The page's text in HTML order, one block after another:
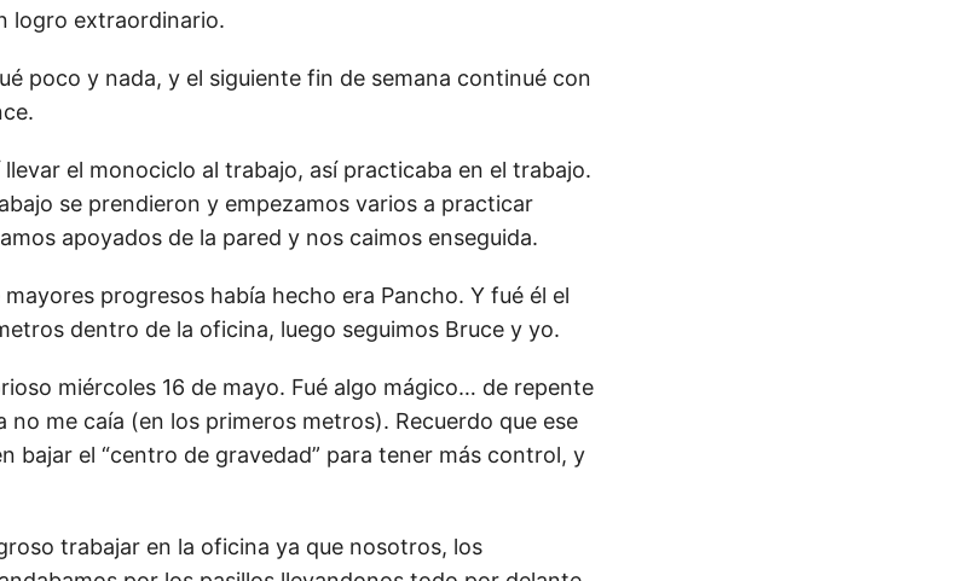
logro extraordinario.
poco y nada, y el siguiente fin de semana continué con
el monociclo al trabajo, así practicaba en el trabajo.
se prendieron y empezamos varios a practicar
apoyados de la pared y nos caimos enseguida.
progresos había hecho era Pancho. Y fué él el
dentro de la oficina, luego seguimos Bruce y yo.
miércoles 16 de mayo. Fué algo mágico… de repente
no me caía (en los primeros metros). Recuerdo que ese
bajar el “centro de gravedad” para tener más control, y
trabajar en la oficina ya que nosotros, los